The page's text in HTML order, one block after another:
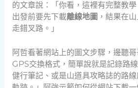
的文章說：「你看，這裡有完整教
出發前要先下載離線地圖 ，結果在
走錯叉路。」
阿哲看著網站上的圖文步驟，邊聽哥
GPS交換格式，簡單說就是記錄路
健行筆記、或是山道具攻略誌的路